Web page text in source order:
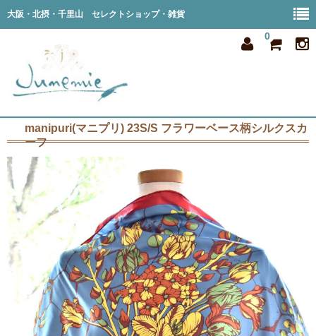
大阪・北摂・千里山 セレクトショップ・雑貨
0
home
all item
member
order
privacy
shop info
blog
manipuri(マニプリ) 23S/S フラワーベース柄シルクスカ
ーフ